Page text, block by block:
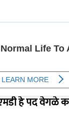
हे पद वेगळे